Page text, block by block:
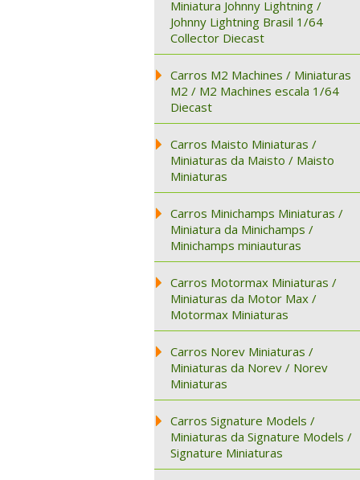
Miniatura Johnny Lightning /
Johnny Lightning Brasil 1/64
Collector Diecast
Carros M2 Machines / Miniaturas
M2 / M2 Machines escala 1/64
Diecast
Carros Maisto Miniaturas /
Miniaturas da Maisto / Maisto
Miniaturas
Carros Minichamps Miniaturas /
Miniatura da Minichamps /
Minichamps miniauturas
Carros Motormax Miniaturas /
Miniaturas da Motor Max /
Motormax Miniaturas
Carros Norev Miniaturas /
Miniaturas da Norev / Norev
Miniaturas
Carros Signature Models /
Miniaturas da Signature Models /
Signature Miniaturas